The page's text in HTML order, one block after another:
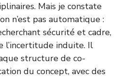
Mais je constate
n’est pas automatique :
sécurité et cadre,
l’incertitude induite. Il
structure de co-
du concept, avec des